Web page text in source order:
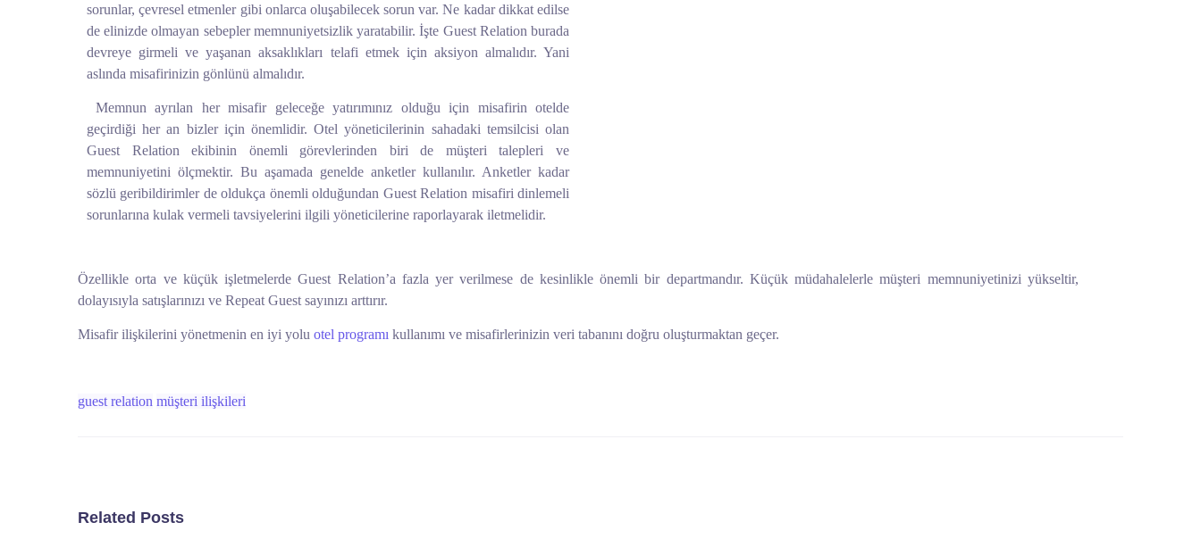
sorunlar, çevresel etmenler gibi onlarca oluşabilecek sorun var. Ne kadar dikkat edilse
de elinizde olmayan sebepler memnuniyetsizlik yaratabilir. İşte Guest Relation burada
devreye girmeli ve yaşanan aksaklıkları telafi etmek için aksiyon almalıdır. Yani
aslında misafirinizin gönlünü almalıdır.
Memnun ayrılan her misafir geleceğe yatırımınız olduğu için misafirin otelde
geçirdiği her an bizler için önemlidir. Otel yöneticilerinin sahadaki temsilcisi olan
Guest Relation ekibinin önemli görevlerinden biri de müşteri talepleri ve
memnuniyetini ölçmektir. Bu aşamada genelde anketler kullanılır. Anketler kadar
sözlü geribildirimler de oldukça önemli olduğundan Guest Relation misafiri dinlemeli
sorunlarına kulak vermeli tavsiyelerini ilgili yöneticilerine raporlayarak iletmelidir.
Özellikle orta ve küçük işletmelerde Guest Relation’a fazla yer verilmese de kesinlikle önemli bir departmandır. Küçük müdahalelerle müşteri memnuniyetinizi yükseltir,
dolayısıyla satışlarınızı ve Repeat Guest sayınızı arttırır.
Misafir ilişkilerini yönetmenin en iyi yolu otel programı kullanımı ve misafirlerinizin veri tabanını doğru oluşturmaktan geçer.
guest relation müşteri ilişkileri
Related Posts